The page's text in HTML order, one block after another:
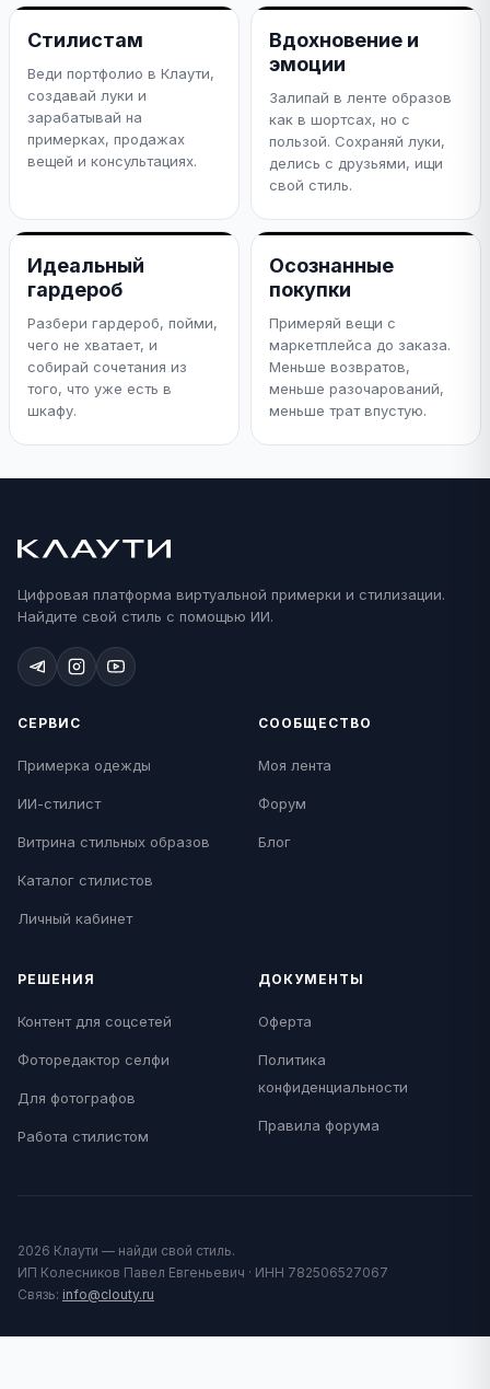
Стилистам
Веди портфолио в Клаути,
создавай луки и
зарабатывай на
примерках, продажах
вещей и консультациях.
Вдохновение и
эмоции
Залипай в ленте образов
как в шортсах, но с
пользой. Сохраняй луки,
делись с друзьями, ищи
свой стиль.
Идеальный
гардероб
Разбери гардероб, пойми,
чего не хватает, и
собирай сочетания из
того, что уже есть в
шкафу.
Осознанные
покупки
Примеряй вещи с
маркетплейса до заказа.
Меньше возвратов,
меньше разочарований,
меньше трат впустую.
Цифровая платформа виртуальной примерки и стилизации.
Найдите свой стиль с помощью ИИ.
СЕРВИС
Примерка одежды
ИИ-стилист
Витрина стильных образов
Каталог стилистов
Личный кабинет
СООБЩЕСТВО
Моя лента
Форум
Блог
РЕШЕНИЯ
Контент для соцсетей
Фоторедактор селфи
Для фотографов
Работа стилистом
ДОКУМЕНТЫ
Оферта
Политика
конфиденциальности
Правила форума
2026 Клаути — найди свой стиль.
ИП Колесников Павел Евгеньевич · ИНН 782506527067
Связь: info@clouty.ru